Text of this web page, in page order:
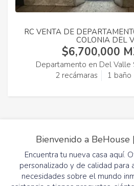
RC VENTA DE
COLONIA DEL
$6,700,000
Departamento en Del Valle
2 recámaras
1 baño
Bienvenido a BeHouse
Encuentra tu nueva casa aquí.
personalizado y de calidad para
necesidades sobre el mundo